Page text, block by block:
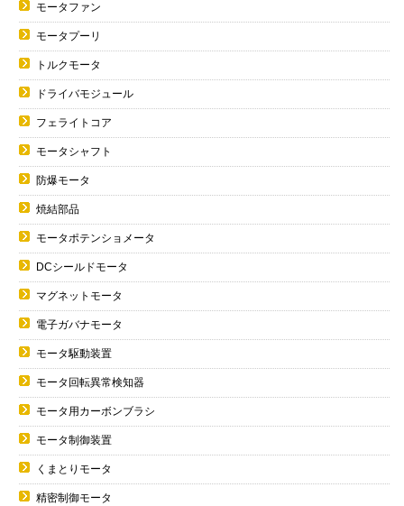
モータファン
モータプーリ
トルクモータ
ドライバモジュール
フェライトコア
モータシャフト
防爆モータ
焼結部品
モータポテンショメータ
DCシールドモータ
マグネットモータ
電子ガバナモータ
モータ駆動装置
モータ回転異常検知器
モータ用カーボンブラシ
モータ制御装置
くまとりモータ
精密制御モータ